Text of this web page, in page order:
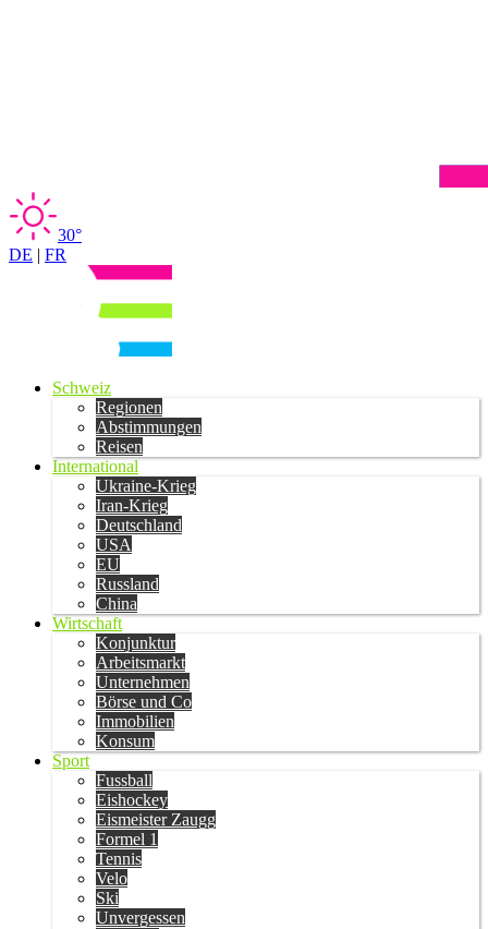
30°
DE | FR
Schweiz
Regionen
Abstimmungen
Reisen
International
Ukraine-Krieg
Iran-Krieg
Deutschland
USA
EU
Russland
China
Wirtschaft
Konjunktur
Arbeitsmarkt
Unternehmen
Börse und Co
Immobilien
Konsum
Sport
Fussball
Eishockey
Eismeister Zaugg
Formel 1
Tennis
Velo
Ski
Unvergessen